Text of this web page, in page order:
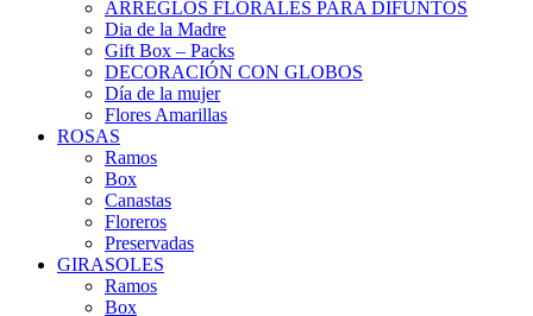
ARREGLOS FLORALES PARA DIFUNTOS
Dia de la Madre
Gift Box – Packs
DECORACIÓN CON GLOBOS
Día de la mujer
Flores Amarillas
ROSAS
Ramos
Box
Canastas
Floreros
Preservadas
GIRASOLES
Ramos
Box